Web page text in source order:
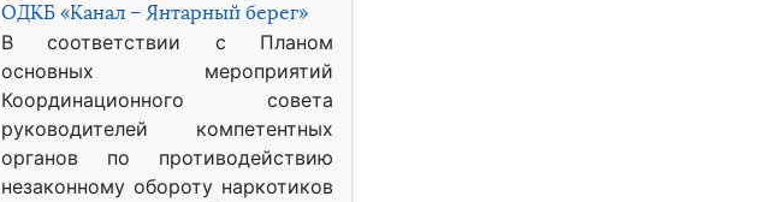
ОДКБ «Канал – Янтарный берег»
В соответствии с Планом
основных мероприятий
Координационного совета
руководителей компетентных
органов по противодействию
незаконному обороту наркотиков